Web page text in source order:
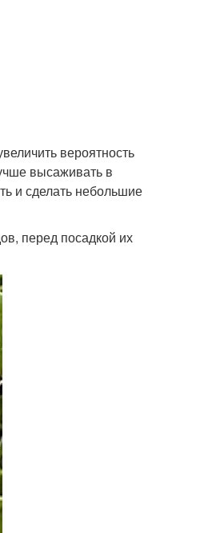
вероятность
высаживать в
и сделать небольшие
перед посадкой их